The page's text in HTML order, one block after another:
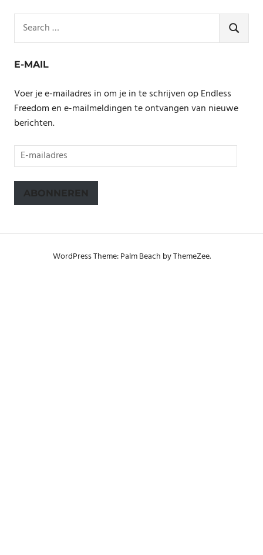
for:
SEARCH
E-MAIL
Voer je e-mailadres in om je in te schrijven op Endless
Freedom en e-mailmeldingen te ontvangen van nieuwe
berichten.
E-
mailadres
ABONNEREN
WordPress Theme: Palm Beach by ThemeZee.